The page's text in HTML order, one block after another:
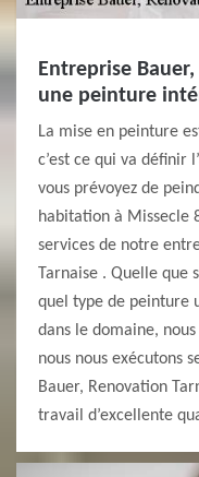
Entreprise
une peinture
La mise en peinture
c’est ce qui va définir
vous prévoyez de
habitation à Missecle
services de notre
Tarnaise . Quelle
quel type de peinture
dans le domaine,
nous nous exécutons
Bauer, Renovation
travail d’excellente